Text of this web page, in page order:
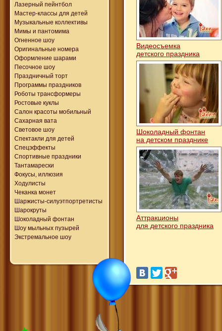
Лазерный пейнтбол
Мастер-классы для детей
Музыкальные коллективы
Мимы и пантомима
Огненное шоу
Оригинальные номера
Оформление шарами
Песочное шоу
Праздничный торт
Программы праздников
Роботы трансформеры
Ростовые куклы
Салон красоты мобильный
Сахарная вата
Световое шоу
Спектакли для детей
Спецэффекты
Спортивные праздники
Тантамарески
Фокусы, иллюзия
Ходулисты
Чеканка монет
Шаржисты-силуэтпортретисты
Шарокруты
Шоколадный фонтан
Шоу мыльных пузырей
Экстремальное шоу
Видеосъемка
детского праздника
Шоколадный фонтан
на детском празднике
Аттракционы
для детского праздника